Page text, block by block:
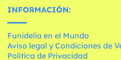
INFORMACIÓN:
Funidelia en el Mundo
Aviso legal y Condiciones de
Política de Privacidad